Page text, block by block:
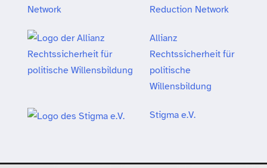
Reduction Network
Allianz
Rechtssicherheit für
politische
Willensbildung
Stigma e.V.